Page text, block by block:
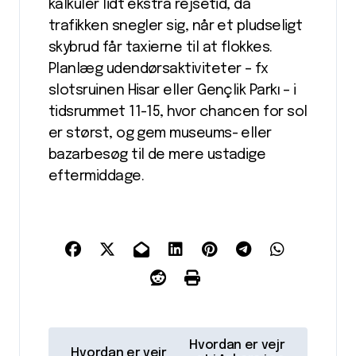
kalkulér lidt ekstra rejsetid, da
trafikken snegler sig, når et pludseligt
skybrud får taxierne til at flokkes.
Planlæg udendørsaktiviteter – fx
slotsruinen Hisar eller Gençlik Parkı – i
tidsrummet 11-15, hvor chancen for sol
er størst, og gem museums- eller
bazarbesøg til de mere ustadige
eftermiddage.
Hvordan er vejr
Hvordan er vejr